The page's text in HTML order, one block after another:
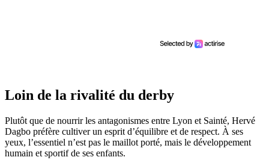
Loin de la rivalité du derby
Plutôt que de nourrir les antagonismes entre Lyon et Sainté, Hervé
Dagbo préfère cultiver un esprit d’équilibre et de respect. À ses
yeux, l’essentiel n’est pas le maillot porté, mais le développement
humain et sportif de ses enfants.